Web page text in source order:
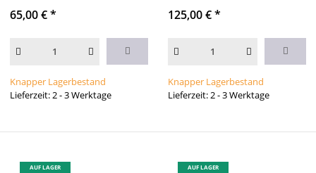
65,00 €*
Knapper Lagerbestand
Lieferzeit: 2 - 3 Werktage
125,00 €*
Knapper Lagerbestand
Lieferzeit: 2 - 3 Werktage
AUF LAGER AUF LAGER